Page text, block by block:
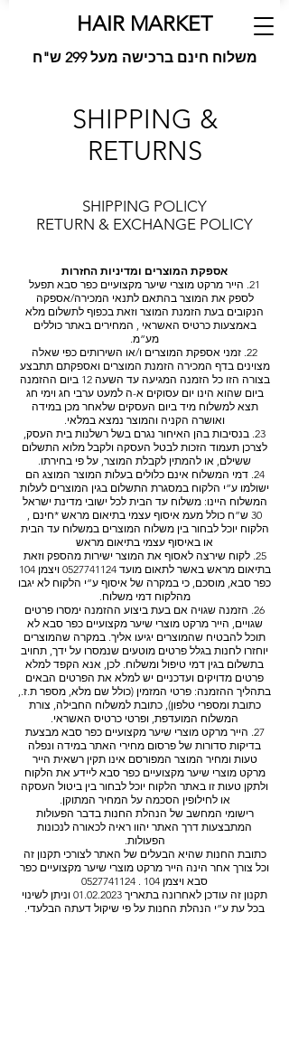
HAIR MARKET
משלוח חינם ברכישה מעל 299 ש"ח
SHIPPING &
RETURNS
SHIPPING POLICY
RETURN & EXCHANGE POLICY
אספקת המוצרים ומדיניות החזרות
21. הייר מרקט מוצרי שיער מקצועיים כפר סבא תפעל
לספק את המוצר בהתאם לתנאי המכירה/אספקה
הנקובים בעת הזמנת המוצר וזאת בכפוף לתשלום מלא
באמצעות כרטיס האשראי , המחירים באתר כוללים
מע”מ.
22. זמני אספקת המוצרים ו/או השירותים כפי שאלה
מצוינים בדף המכירה הזמנת המוצרים ואספקתם תתבצע
בצורה הזו כל הזמנה המגיעה עד השעה 12 ביום ההזמנה
ביום שהוא הינו יום עסוקים א-ה למעט ערבי חג וימי חג
תצא למשלוח מיד ביום העסקים שלאחר מכן במידה
ואושרה הקניה והמוצר נמצא במלאי.
23. בנסיבות בהן האיחור נגרם בשל רשלנות בית העסק,
לצרכן תעמוד הזכות לבטל העסקה ולקבל מלוא התשלום
ששילם, או להמתין לקבלת המוצר, על פי בחירתו.
24. דמי המשלוח אינם כלולים בעלות המוצר המוצג הם
ישולמו ע”י הלקוח במסגרת התשלום בגין המוצרים לעלות
המשלוח היינו: משלוח עד הבית לכל ישובי מדינת ישראל
30 ש”ח כולל מעמ איסוף עצמי בתיאום מראש *חינם ,
הלקוח יוכל לבחור בין משלוח המוצרים במשלוח עד הבית
או באיסוף עצמי בתיאום מראש
25. לקוח שירצה לאסוף את המוצר ישירות מהספק וזאת
בתיאום מראש באשר לתאום מועד 0527741124 ויצמן 104
כפר סבא, מוסכם, כי במקרה של איסוף ע”י הלקוח לא יגבו
מהלקוח דמי משלוח.
26. הזמנה שגויה אם בעת ביצוע ההזמנה ימסרו פרטים
שגויים, הייר מרקט מוצרי שיער מקצועיים כפר סבא לא
תוכל להבטיח שהמוצרים יגיעו אליך. במקרה שהמוצרים
יוחזרו לחנות בגלל פרטים מוטעים שנמסרו על ידך, תחויב
בתשלום בגין דמי טיפול ומשלוח. לכן, אנא הקפד למלא
פרטים מדויקים ועדכניים יש למלא את הפרטים הבאים
בתהליך ההזמנה: פרטי המזמין (כולל שם מלא, מספר ת.ז.,
כתובת ומספרי טלפון), כתובת למשלוח החבילה, צורת
המשלוח המועדפת, ופרטי כרטיס האשראי.
27. הייר מרקט מוצרי שיער מקצועיים כפר סבא מבצעת
בדיקות סדורות של פרסום מחירי האתר במידה ונפלה
טעות ומחיר המוצר המפורסם אינו תקין רשאית הייר
מרקט מוצרי שיער מקצועיים כפר סבא ליידע את הלקוח
ולתקן טעות זו באתר הלקוח יוכל לבחור בין ביטול העסקה
או לחילופין הסכמה על המחיר המתוקן.
רישומי המחשב של הנהלת החנות בדבר הפעולות
המתבצעות דרך האתר יהוו ראיה לכאורה לנכונות
הפעולות.
כתובת החנות שהיא הבעלים של האתר לצורכי תקנון זה
וכל צורך אחר הינה הייר מרקט מוצרי שיער מקצועיים כפר
סבא ויצמן 104 . 0527741124
תקנון זה עודכן לאחרונה בתאריך 01.02.2023 וניתן לשינוי
בכל עת ע”י הנהלת החנות על פי שיקול דעתה הבלעדי.